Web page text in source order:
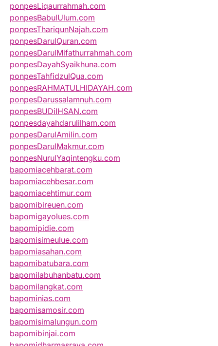
ponpesLiqaurrahmah.com
ponpesBabulUlum.com
ponpesThariqunNajah.com
ponpesDarulQuran.com
ponpesDarulMifathurrahmah.com
ponpesDayahSyaikhuna.com
ponpesTahfidzulQua.com
ponpesRAHMATULHIDAYAH.com
ponpesDarussalamnuh.com
ponpesBUDiIHSAN.com
ponpesdayahdarulilham.com
ponpesDarulAmilin.com
ponpesDarulMakmur.com
ponpesNurulYaqintengku.com
bapomiacehbarat.com
bapomiacehbesar.com
bapomiacehtimur.com
bapomibireuen.com
bapomigayolues.com
bapomipidie.com
bapomisimeulue.com
bapomiasahan.com
bapomibatubara.com
bapomilabuhanbatu.com
bapomilangkat.com
bapominias.com
bapomisamosir.com
bapomisimalungun.com
bapomibinjai.com